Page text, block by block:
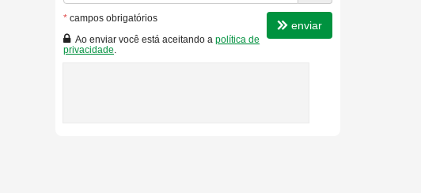
* campos obrigatórios
Ao enviar você está aceitando a política de
privacidade
enviar